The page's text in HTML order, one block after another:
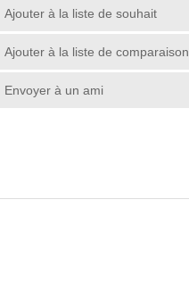
Ajouter à la liste de souhait
Ajouter à la liste de comparaison
Envoyer à un ami